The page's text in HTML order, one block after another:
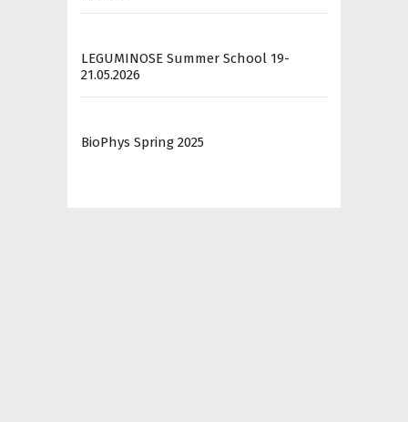
LEGUMINOSE Summer School 19-
21.05.2026
BioPhys Spring 2025